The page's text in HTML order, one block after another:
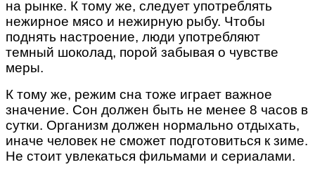
на рынке. К тому же, следует употреблять
нежирное мясо и нежирную рыбу. Чтобы
поднять настроение, люди употребляют
темный шоколад, порой забывая о чувстве
меры.
К тому же, режим сна тоже играет важное
значение. Сон должен быть не менее 8 часов в
сутки. Организм должен нормально отдыхать,
иначе человек не сможет подготовиться к зиме.
Не стоит увлекаться фильмами и сериалами.